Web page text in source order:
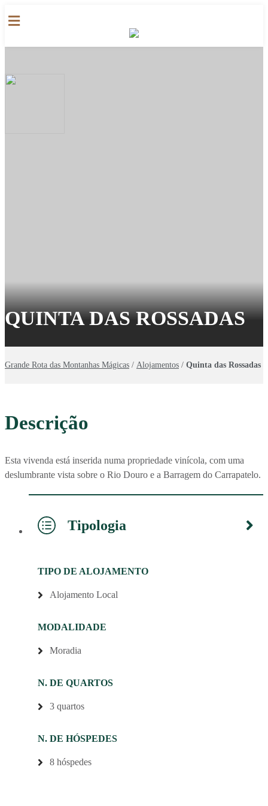
QUINTA DAS ROSSADAS
Grande Rota das Montanhas Mágicas / Alojamentos / Quinta das Rossadas
Descrição
Esta vivenda está inserida numa propriedade vinícola, com uma
deslumbrante vista sobre o Rio Douro e a Barragem do Carrapatelo.
Tipologia
TIPO DE ALOJAMENTO
Alojamento Local
MODALIDADE
Moradia
N. DE QUARTOS
3 quartos
N. DE HÓSPEDES
8 hóspedes